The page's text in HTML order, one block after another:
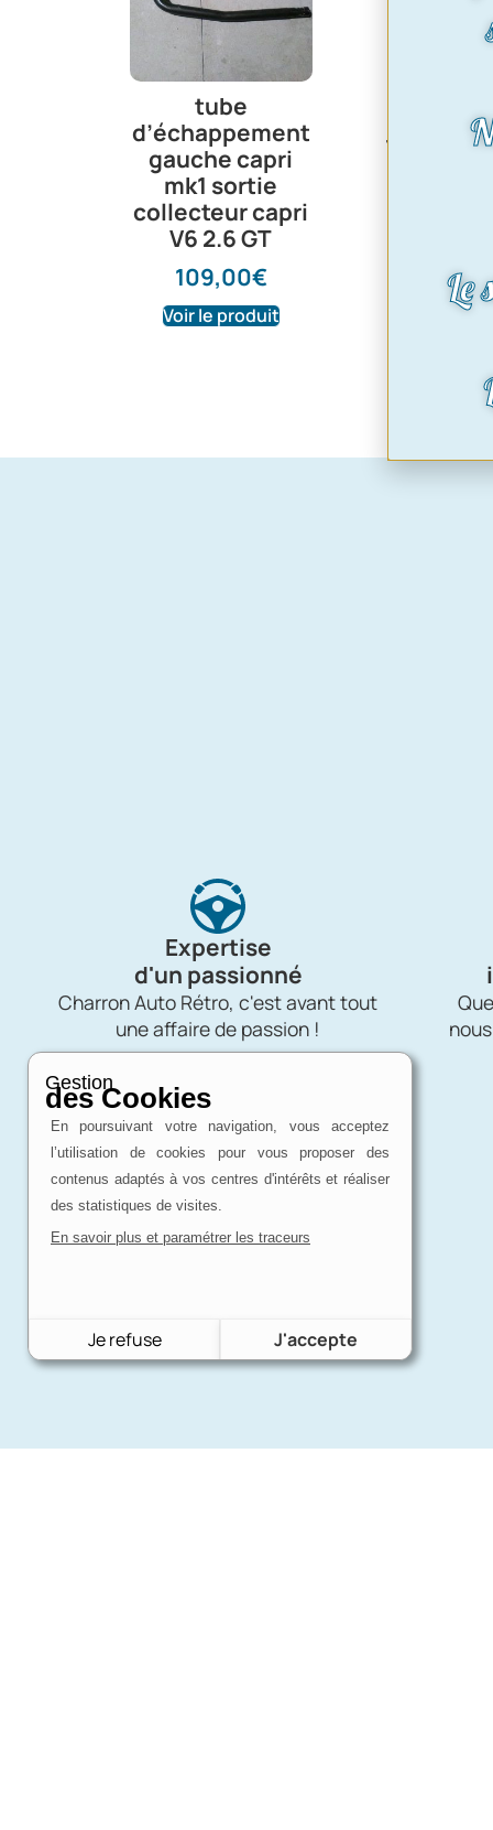
tube
d’échappement
gauche capri
mk1 sortie
collecteur capri
V6 2.6 GT
109,00€
Voir le produit
terminal
Taunus
Voir le
Expertise
d'un passionné
Charron Auto Rétro, c'est avant tout
une affaire de passion !
Gestion
des Cookies
En poursuivant votre navigation, vous acceptez
l’utilisation de cookies pour vous proposer des
contenus adaptés à vos centres d'intérêts et réaliser
des statistiques de visites.
En savoir plus et paramétrer les traceurs
Je refuse J'accepte
Le